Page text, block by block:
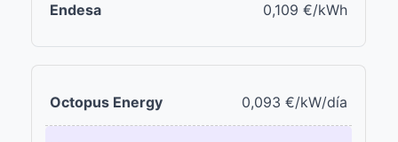
0,109 €/kWh
0,093 €/kW/día